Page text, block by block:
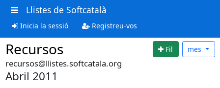
Llistes de Softcatalà
Inicia la sessió Registreu-vos
Recursos Fil mes
recursos@llistes.softcatala.org
Abril 2011